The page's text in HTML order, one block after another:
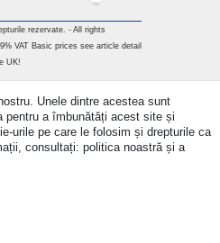
rezervate. - All rights
VAT Basic prices see article detail
UK!
Unele dintre acestea sunt
a îmbunătăți acest site și
urile pe care le folosim și drepturile ca
consultați: politica noastră și a
contract here
legatura